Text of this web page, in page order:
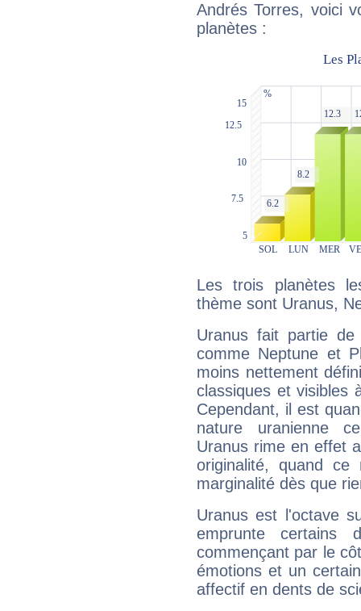
Andrés Torres, voici
planètes :
Les trois planètes
thème sont Uranus,
Uranus fait partie
comme Neptune et
moins nettement
classiques et visibles
Cependant, il est
nature uranienne
Uranus rime en effet
originalité, quand ce
marginalité dès que
Uranus est l'octave
emprunte
commençant par le
émotions et un
affectif en dents de